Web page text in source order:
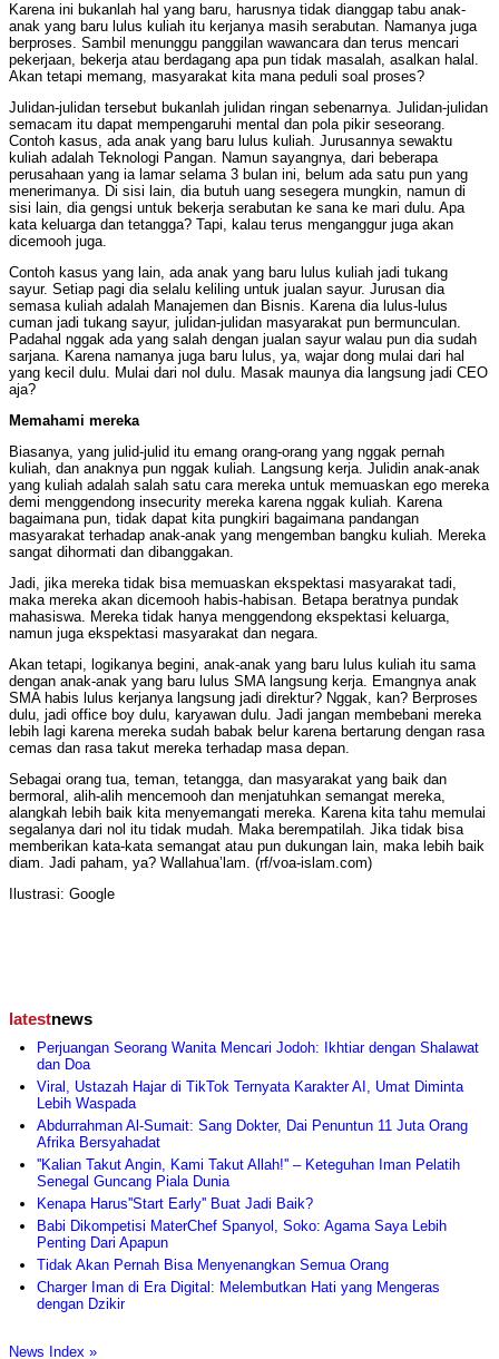
Karena ini bukanlah hal yang baru, harusnya tidak dianggap tabu anak-
anak yang baru lulus kuliah itu kerjanya masih serabutan. Namanya juga
berproses. Sambil menunggu panggilan wawancara dan terus mencari
pekerjaan, bekerja atau berdagang apa pun tidak masalah, asalkan halal.
Akan tetapi memang, masyarakat kita mana peduli soal proses?
Julidan-julidan tersebut bukanlah julidan ringan sebenarnya. Julidan-julidan
semacam itu dapat mempengaruhi mental dan pola pikir seseorang.
Contoh kasus, ada anak yang baru lulus kuliah. Jurusannya sewaktu
kuliah adalah Teknologi Pangan. Namun sayangnya, dari beberapa
perusahaan yang ia lamar selama 3 bulan ini, belum ada satu pun yang
menerimanya. Di sisi lain, dia butuh uang sesegera mungkin, namun di
sisi lain, dia gengsi untuk bekerja serabutan ke sana ke mari dulu. Apa
kata keluarga dan tetangga? Tapi, kalau terus menganggur juga akan
dicemooh juga.
Contoh kasus yang lain, ada anak yang baru lulus kuliah jadi tukang
sayur. Setiap pagi dia selalu keliling untuk jualan sayur. Jurusan dia
semasa kuliah adalah Manajemen dan Bisnis. Karena dia lulus-lulus
cuman jadi tukang sayur, julidan-julidan masyarakat pun bermunculan.
Padahal nggak ada yang salah dengan jualan sayur walau pun dia sudah
sarjana. Karena namanya juga baru lulus, ya, wajar dong mulai dari hal
yang kecil dulu. Mulai dari nol dulu. Masak maunya dia langsung jadi CEO
aja?
Memahami mereka
Biasanya, yang julid-julid itu emang orang-orang yang nggak pernah
kuliah, dan anaknya pun nggak kuliah. Langsung kerja. Julidin anak-anak
yang kuliah adalah salah satu cara mereka untuk memuaskan ego mereka
demi menggendong insecurity mereka karena nggak kuliah. Karena
bagaimana pun, tidak dapat kita pungkiri bagaimana pandangan
masyarakat terhadap anak-anak yang mengemban bangku kuliah. Mereka
sangat dihormati dan dibanggakan.
Jadi, jika mereka tidak bisa memuaskan ekspektasi masyarakat tadi,
maka mereka akan dicemooh habis-habisan. Betapa beratnya pundak
mahasiswa. Mereka tidak hanya menggendong ekspektasi keluarga,
namun juga ekspektasi masyarakat dan negara.
Akan tetapi, logikanya begini, anak-anak yang baru lulus kuliah itu sama
dengan anak-anak yang baru lulus SMA langsung kerja. Emangnya anak
SMA habis lulus kerjanya langsung jadi direktur? Nggak, kan? Berproses
dulu, jadi office boy dulu, karyawan dulu. Jadi jangan membebani mereka
lebih lagi karena mereka sudah babak belur karena bertarung dengan rasa
cemas dan rasa takut mereka terhadap masa depan.
Sebagai orang tua, teman, tetangga, dan masyarakat yang baik dan
bermoral, alih-alih mencemooh dan menjatuhkan semangat mereka,
alangkah lebih baik kita menyemangati mereka. Karena kita tahu memulai
segalanya dari nol itu tidak mudah. Maka berempatilah. Jika tidak bisa
memberikan kata-kata semangat atau pun dukungan lain, maka lebih baik
diam. Jadi paham, ya? Wallahua’lam. (rf/voa-islam.com)
Ilustrasi: Google
latestnews
Perjuangan Seorang Wanita Mencari Jodoh: Ikhtiar dengan Shalawat
dan Doa
Viral, Ustazah Hajar di TikTok Ternyata Karakter AI, Umat Diminta
Lebih Waspada
Abdurrahman Al-Sumait: Sang Dokter, Dai Penuntun 11 Juta Orang
Afrika Bersyahadat
''Kalian Takut Angin, Kami Takut Allah!'' – Keteguhan Iman Pelatih
Senegal Guncang Piala Dunia
Kenapa Harus''Start Early'' Buat Jadi Baik?
Babi Dikompetisi MaterChef Spanyol, Soko: Agama Saya Lebih
Penting Dari Apapun
Tidak Akan Pernah Bisa Menyenangkan Semua Orang
Charger Iman di Era Digital: Melembutkan Hati yang Mengeras
dengan Dzikir
News Index »